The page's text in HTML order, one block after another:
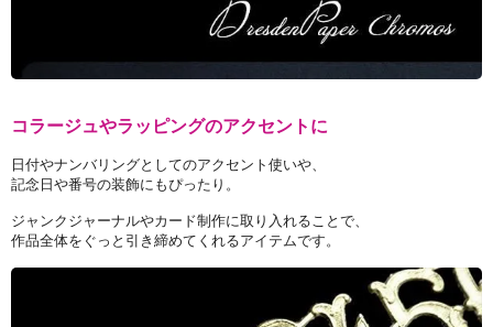
コラージュやラッピングのアクセントに
日付やナンバリングとしてのアクセント使いや、
記念日や番号の装飾にもぴったり。
ジャンクジャーナルやカード制作に取り入れることで、
作品全体をぐっと引き締めてくれるアイテムです。